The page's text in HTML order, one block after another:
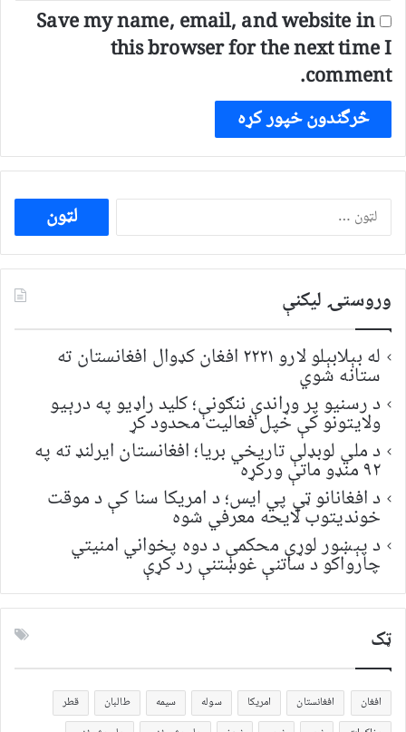
Save my name, email, and website in
this browser for the next time I
comment.
ددی
لپاره
لټون:
وروستۍ ليکنې
له بېلابېلو لارو ۲۲۲۱ افغان کډوال افغانستان ته
ستانه شوي
د رسنیو پر وړاندې ننګونې؛ کلید راډیو په درېیو
ولایتونو کې خپل فعالیت محدود کړ
د ملي لوبډلې تاریخي بریا؛ افغانستان ایرلنډ ته په
۹۲ منډو ماتې ورکړه
د افغانانو ټي پي ایس؛ د امریکا سنا کې د موقت
خونديتوب لایحه معرفي شوه
د پېښور لوړې محکمې د دوه پخواني امنیتي
چارواکو د ساتنې غوښتنې رد کړې
ټک
افغان افغانستان امریکا سوله سیمه طالبان
قطر